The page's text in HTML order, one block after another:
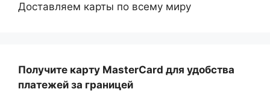
Доставляем карты по всему миру
Получите карту MasterCard для удобства
платежей за границей